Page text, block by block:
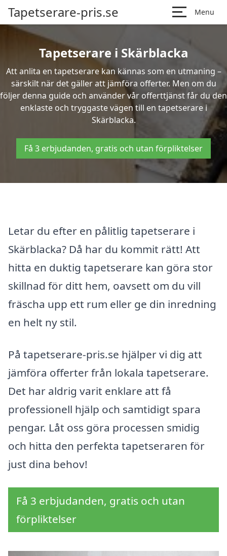
Tapetserare-pris.se Menu
Tapetserare i Skärblacka
Att anlita en tapetserare kan kännas som en utmaning –
särskilt när det gäller att jämföra offerter. Men om du
följer denna guide och använder vår offerttjänst får du den
enklaste och tryggaste vägen till en tapetserare i
Skärblacka.
Få 3 erbjudanden, gratis och utan förpliktelser
Letar du efter en pålitlig tapetserare i
Skärblacka? Då har du kommit rätt! Att
hitta en duktig tapetserare kan göra stor
skillnad för ditt hem, oavsett om du vill
fräscha upp ett rum eller ge din inredning
en helt ny stil.
På tapetserare-pris.se hjälper vi dig att
jämföra offerter från lokala tapetserare.
Det har aldrig varit enklare att få
professionell hjälp och samtidigt spara
pengar. Låt oss göra processen smidig
och hitta den perfekta tapetseraren för
just dina behov!
Få 3 erbjudanden, gratis och utan
förpliktelser